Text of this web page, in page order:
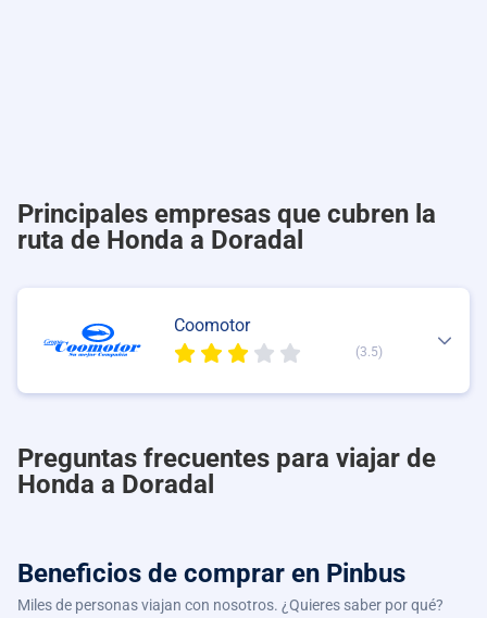
Principales empresas que cubren la
ruta de Honda a Doradal
Coomotor
(3.5)
Preguntas frecuentes para viajar de
Honda a Doradal
Beneficios de comprar en Pinbus
Miles de personas viajan con nosotros. ¿Quieres saber por qué?